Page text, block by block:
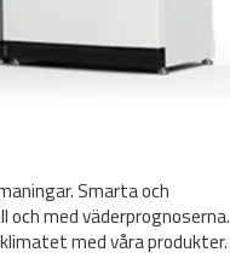
Smarta och
med väderprognoserna.
med våra produkter.